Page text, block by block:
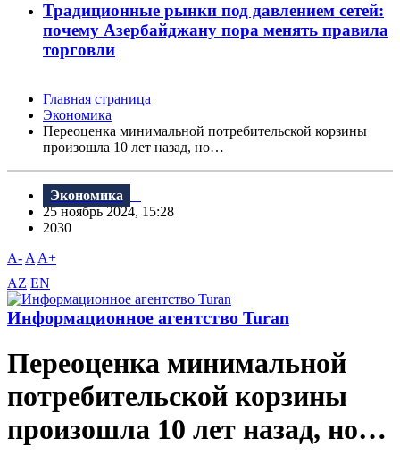
Традиционные рынки под давлением сетей:
почему Азербайджану пора менять правила
торговли
Главная страница
Экономика
Переоценка минимальной потребительской корзины
произошла 10 лет назад, но…
Экономика
25 ноябрь 2024, 15:28
2030
A- A A+
AZ EN
Информационное агентство Turan
Переоценка минимальной
потребительской корзины
произошла 10 лет назад, но…